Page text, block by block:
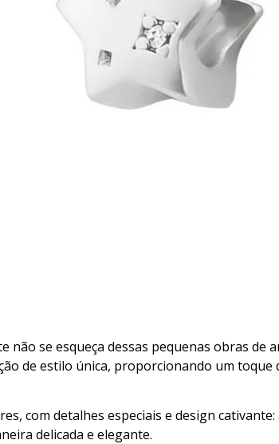
não se esqueça dessas pequenas obras de
de estilo única, proporcionando um toque
com detalhes especiais e design
delicada e elegante.